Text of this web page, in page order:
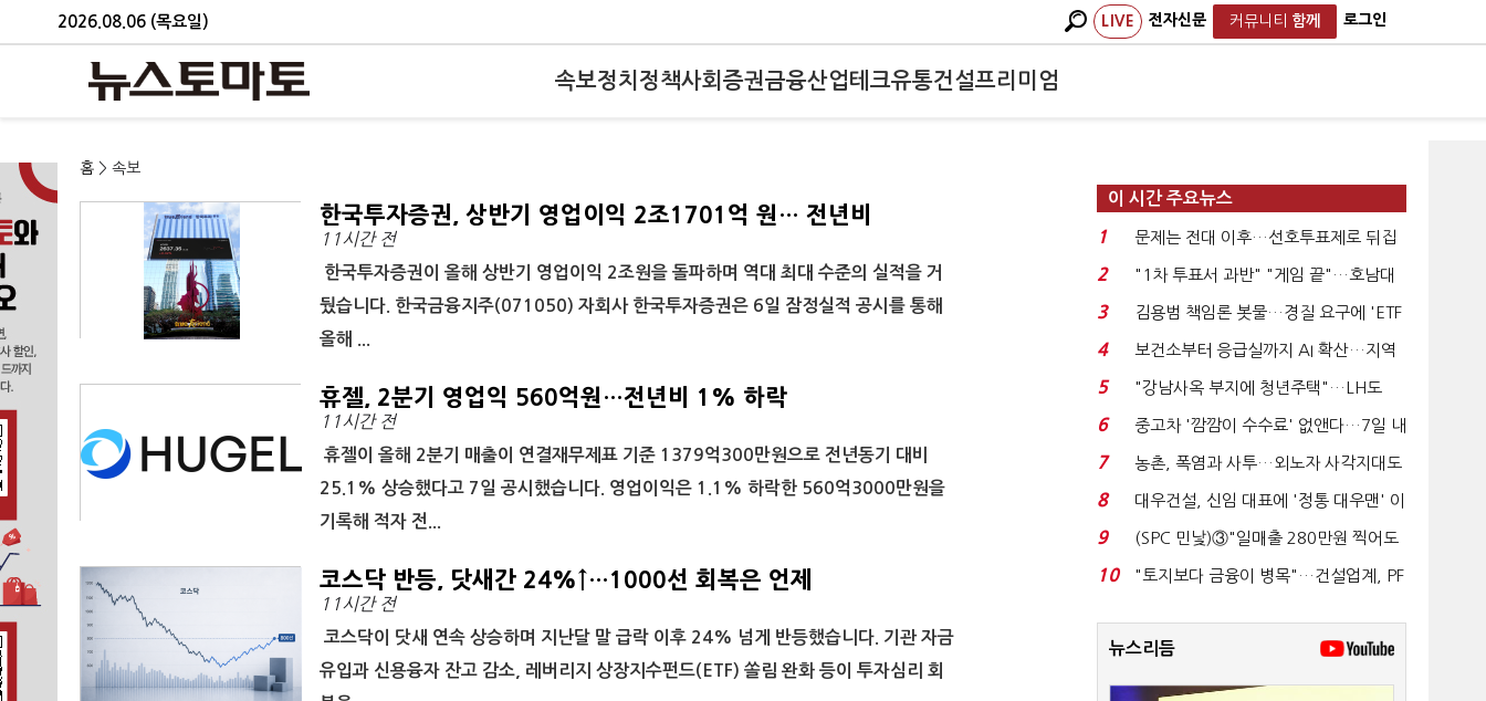
2026.08.06 (목요일) LIVE 전자신문 커뮤니티 함께 로그인
속보정치 정책사회 증권금융산업테크유통건설프리미엄
홈 > 속보
한국투자증권, 상반기 영업이익 2조1701억 원… 전년비
89.1%↑
11시간 전
한국투자증권이 올해 상반기 영업이익 2조원을 돌파하며 역대 최대 수준의 실적을 거
뒀습니다. 한국금융지주(071050) 자회사 한국투자증권은 6일 잠정실적 공시를 통해
올해 ...
휴젤, 2분기 영업익 560억원…전년비 1% 하락
11시간 전
휴젤이 올해 2분기 매출이 연결재무제표 기준 1379억300만원으로 전년동기 대비
25.1% 상승했다고 7일 공시했습니다. 영업이익은 1.1% 하락한 560억3000만원을
기록해 적자 전...
코스닥 반등, 닷새간 24%↑…1000선 회복은 언제
11시간 전
코스닥이 닷새 연속 상승하며 지난달 말 급락 이후 24% 넘게 반등했습니다. 기관 자금
유입과 신용융자 잔고 감소, 레버리지 상장지수펀드(ETF) 쏠림 완화 등이 투자심리 회
이 시간 주요뉴스
1
문제는 전대 이후…선호투표제로 뒤집
힐 땐 '지지층 불...
2
"1차 투표서 과반" "게임 끝"…호남대
전 앞두고 '충돌'...
3
김용범 책임론 봇물…경질 요구에 'ETF
특검' 주장까지...
4
보건소부터 응급실까지 AI 확산…지역
의료 혁신 본격...
5
"강남사옥 부지에 청년주택"…LH도
'공급 속도전'...
6
중고차 '깜깜이 수수료' 없앤다…7일 내
중대하자 생기...
7
농촌, 폭염과 사투…외노자 사각지대도
없앤다
8
대우건설, 신임 대표에 '정통 대우맨' 이
강석 부사장 내정...
9
(SPC 민낯)③"일매출 280만원 찍어도
수익 제자리"…점...
10
"토지보다 금융이 병목"…건설업계, PF
뉴스리듬